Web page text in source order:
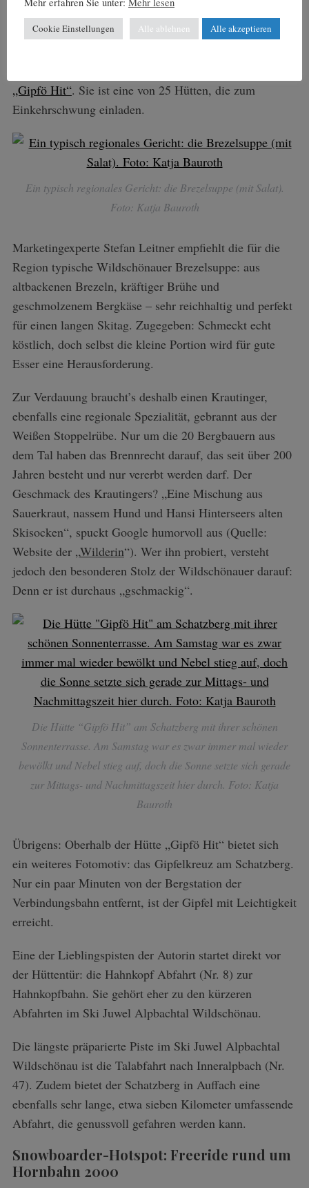
nächsten Moment – mit der nächsten Piste – reißt es
wieder auf.
„Gipfö Hit“. Sie ist eine von 25 Hütten, die zum
Einkehrschwung einladen.
Ein typisch regionales Gericht: die Brezelsuppe (mit Salat).
Foto: Katja Bauroth
Marketingexperte Stefan Leitner empfiehlt die für die
Region typische Wildschönauer Brezelsuppe: aus
altbackenen Brezeln, kräftiger Brühe und
geschmolzenem Bergkäse – sehr reichhaltig und perfekt
für einen langen Skitag. Zugegeben: Schmeckt echt
köstlich, doch selbst die kleine Portion wird für gute
Esser eine Herausforderung.
Zur Verdauung braucht’s deshalb einen Krautinger,
ebenfalls eine regionale Spezialität, gebrannt aus der
Weißen Stoppelrübe. Nur um die 20 Bergbauern aus
dem Tal haben das Brennrecht darauf, das seit über 200
Jahren besteht und nur vererbt werden darf. Der
Geschmack des Krautingers? „Eine Mischung aus
Sauerkraut, nassem Hund und Hansi Hinterseers alten
Skisocken“, spuckt Google humorvoll aus (Quelle:
Website der „Wilderin“). Wer ihn probiert, versteht
jedoch den besonderen Stolz der Wildschönauer darauf:
Denn er ist durchaus „gschmackig“.
Die Hütte “Gipfö Hit” am Schatzberg mit ihrer schönen
Sonnenterrasse. Am Samstag war es zwar immer mal wieder
bewölkt und Nebel stieg auf, doch die Sonne setzte sich gerade
zur Mittags- und Nachmittagszeit hier durch. Foto: Katja
Bauroth
Übrigens: Oberhalb der Hütte „Gipfö Hit“ bietet sich
ein weiteres Fotomotiv: das Gipfelkreuz am Schatzberg.
Nur ein paar Minuten von der Bergstation der
Verbindungsbahn entfernt, ist der Gipfel mit Leichtigkeit
erreicht.
Eine der Lieblingspisten der Autorin startet direkt vor
der Hüttentür: die Hahnkopf Abfahrt (Nr. 8) zur
Hahnkopfbahn. Sie gehört eher zu den kürzeren
Abfahrten im Ski Juwel Alpbachtal Wildschönau.
Die längste präparierte Piste im Ski Juwel Alpbachtal
Wildschönau ist die Talabfahrt nach Inneralpbach (Nr.
47). Zudem bietet der Schatzberg in Auffach eine
ebenfalls sehr lange, etwa sieben Kilometer umfassende
Abfahrt, die genussvoll gefahren werden kann.
Snowboarder-Hotspot: Freeride rund um
Hornbahn 2000
Cookie Einstellungen Alle ablehnen Alle akzeptieren